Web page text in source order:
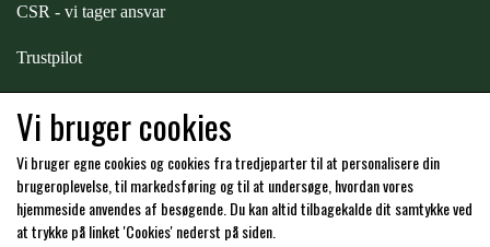
CSR - vi tager ansvar
Trustpilot
Hos os kan du betale med:
Vi bruger cookies
Vi bruger egne cookies og cookies fra tredjeparter til at personalisere din
brugeroplevelse, til markedsføring og til at undersøge, hvordan vores
hjemmeside anvendes af besøgende. Du kan altid tilbagekalde dit samtykke ved
at trykke på linket 'Cookies' nederst på siden.